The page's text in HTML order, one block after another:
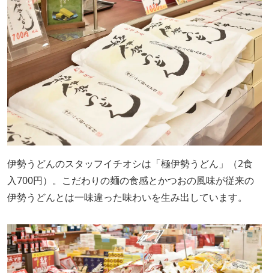
伊勢うどんのスタッフイチオシは「極伊勢うどん」（2食
入700円）。こだわりの麺の食感とかつおの風味が従来の
伊勢うどんとは一味違った味わいを生み出しています。